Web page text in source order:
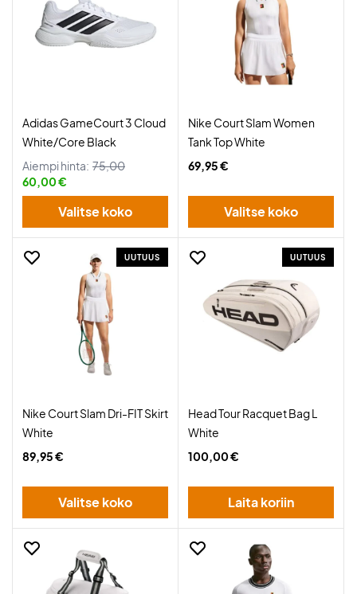
Adidas GameCourt 3 Cloud
White/Core Black
Aiempi hinta: 75,00
60,00 €
Valitse koko
Nike Court Slam Women
Tank Top White
69,95 €
Valitse koko
UUTUUS
Nike Court Slam Dri-FIT Skirt
White
89,95 €
Valitse koko
UUTUUS
Head Tour Racquet Bag L
White
100,00 €
Laita koriin